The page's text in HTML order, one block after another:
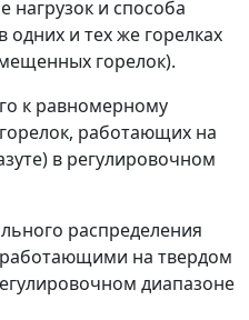
нагрузок и способа
одних и тех же горелках
горелок).
к равномерному
работающих на
в регулировочном
распределения
на твердом
диапазоне